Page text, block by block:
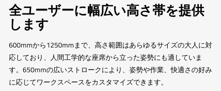
全ユーザーに幅広い高さ帯を提供
します
600mmから1250mmまで、高さ範囲はあらゆるサイズの大人に対
応しており、人間工学的な座席から立った姿勢にも適していま
す。650mmの広いストロークにより、姿勢や作業、快適さの好み
に応じてワークスペースをカスタマイズできます。